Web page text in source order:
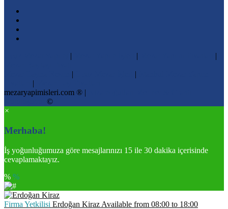
| |
|
| |
|
mezaryapimisleri.com ® |
©
×
Merhaba!
İş yoğunluğumuza göre mesajlarınızı 15 ile 30 dakika içerisinde
cevaplamaktayız.
% %
Firma Yetkilisi Erdoğan Kiraz Available from 08:00 to 18:00